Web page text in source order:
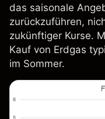
das saisonale
zurückzuführen,
zukünftiger Kurse.
Kauf von Erdgas
im Sommer.